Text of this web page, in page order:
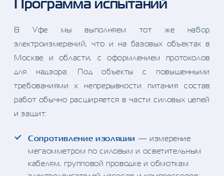
В Уфе мы выполняем тот же набор
электроизмерений, что и на базовых объектах в
Москве и области, с оформлением протоколов
для надзора. Под объекты с повышенными
требованиями к непрерывности питания состав
работ обычно расширяется в части силовых цепей
и защит:
Сопротивление изоляции — измерение
мегаомметром по силовым и осветительным
кабелям, групповой проводке и обмоткам